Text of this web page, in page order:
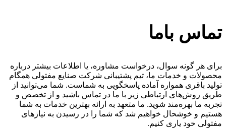
تماس باما
برای هر گونه سوال، درخواست مشاوره، یا اطلاعات بیشتر درباره
محصولات و خدمات ما، تیم پشتیبانی شرکت صنایع مفتولی همگام
تولید باقری همواره آماده پاسخگویی به شماست. شما می‌توانید از
طریق روش‌های ارتباطی زیر با ما در تماس باشید و از تخصص و
تجربه ما بهره‌مند شوید. ما متعهد به ارائه بهترین خدمات به شما
هستیم و خوشحال خواهیم شد که شما را در رسیدن به نیازهای
مفتولی خود یاری کنیم.